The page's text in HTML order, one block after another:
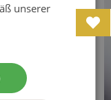
unserer